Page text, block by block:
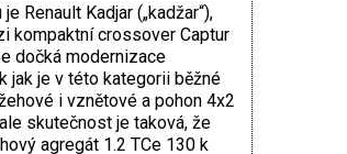
Renault Kadjar („kadžar“),
kompaktní crossover Captur
dočká modernizace
jak je v této kategorii běžné
i vznětové a pohon 4x2
skutečnost je taková, že
agregát 1.2 TCe 130 k